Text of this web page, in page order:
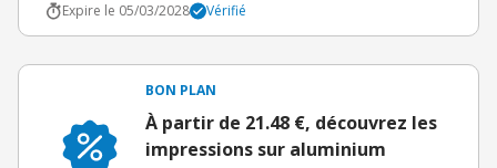
Expire le 05/03/2028
Vérifié
BON PLAN
À partir de 21.48 €, découvrez les
impressions sur aluminium